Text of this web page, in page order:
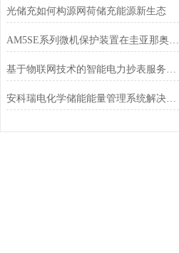
光储充如何构源网荷储充能源新生态
AM5SE系列微机保护装置在圭亚那奥罗拉金矿配电工程中的应用
基于物联网技术的智能电力抄表服务平台
安科瑞电化学储能能量管理系统解决方案